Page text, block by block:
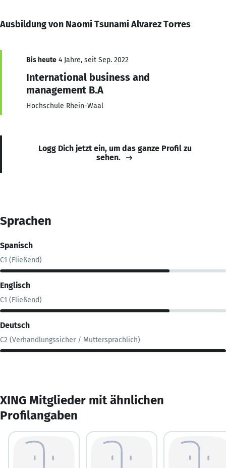
Ausbildung von Naomi Tsunami Alvarez Torres
Bis heute 4 Jahre, seit Sep. 2022
International business and
management B.A
Hochschule Rhein-Waal
Logg Dich jetzt ein, um das ganze Profil zu
sehen.
Sprachen
Spanisch
C1 (Fließend)
Englisch
C1 (Fließend)
Deutsch
C2 (Verhandlungssicher / Muttersprachlich)
XING Mitglieder mit ähnlichen
Profilangaben